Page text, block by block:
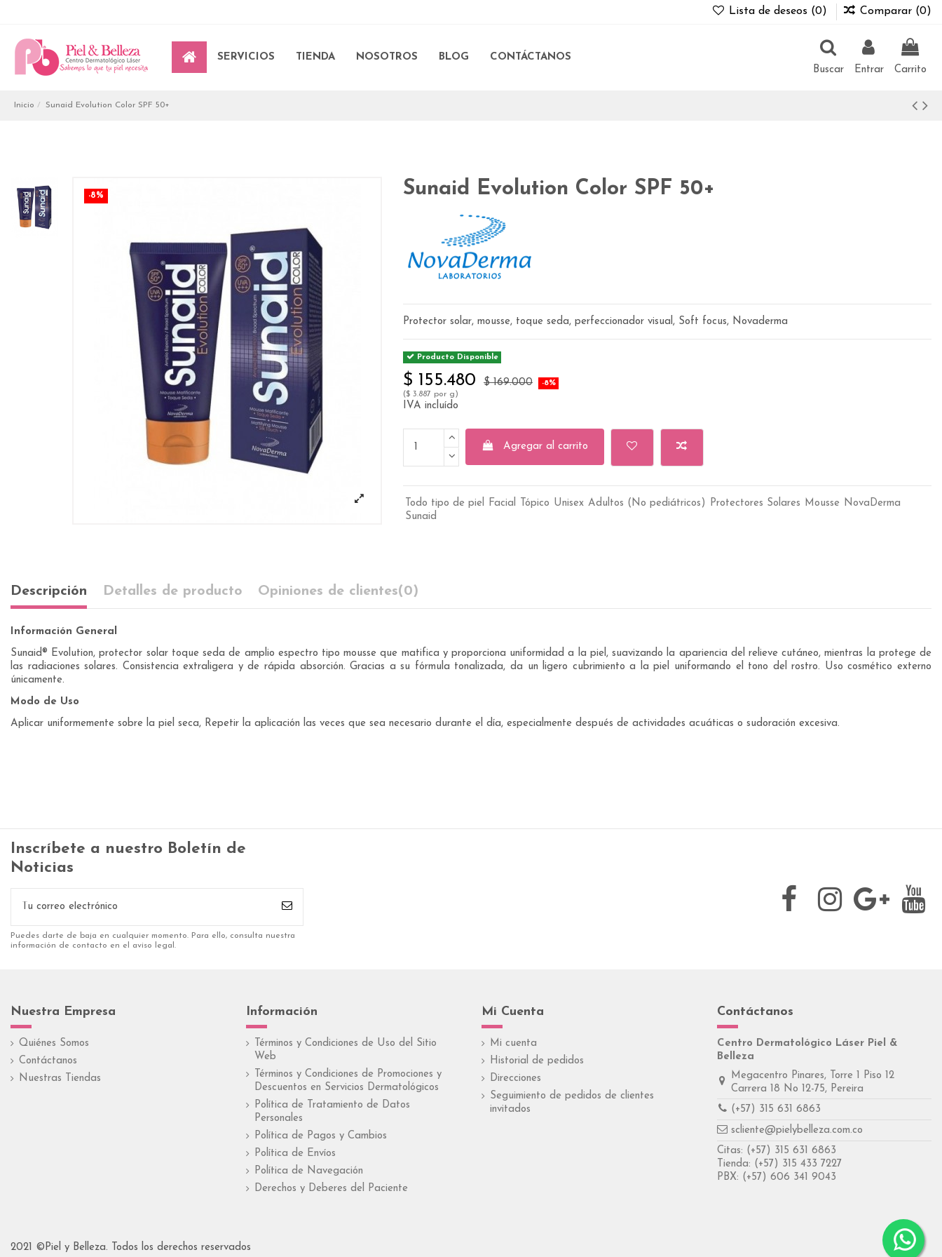
Lista de deseos (0) Comparar (0)
SERVICIOS TIENDA NOSOTROS BLOG
CONTÁCTANOS
Buscar
Entrar Carrito
Inicio Sunaid Evolution Color SPF 50+
-8% Sunaid Evolution Color SPF 50+
Protector solar, mousse, toque seda, perfeccionador visual, Soft focus, Novaderma
Producto Disponible
$ 155.480 $ 169.000 -8%
($ 3.887 por g)
IVA incluído
Agregar al carrito
Todo tipo de piel Facial Tópico Unisex Adultos (No pediátricos) Protectores Solares Mousse
NovaDerma
Sunaid
Descripción Detalles de producto Opiniones de clientes(0)
Información General
Sunaid® Evolution, protector solar toque seda de amplio espectro tipo mousse que matifica y proporciona uniformidad a la piel, suavizando la apariencia del relieve cutáneo, mientras la protege de
las radiaciones solares. Consistencia extraligera y de rápida absorción. Gracias a su fórmula tonalizada, da un ligero cubrimiento a la piel uniformando el tono del rostro. Uso cosmético externo
únicamente.
Modo de Uso
Aplicar uniformemente sobre la piel seca, Repetir la aplicación las veces que sea necesario durante el día, especialmente después de actividades acuáticas o sudoración excesiva.
Inscríbete a nuestro Boletín de
Noticias
Puedes darte de baja en cualquier momento. Para ello, consulta nuestra
información de contacto en el aviso legal.
Nuestra Empresa
Quiénes Somos
Contáctanos
Nuestras Tiendas
Información
Términos y Condiciones de Uso del Sitio
Web
Términos y Condiciones de Promociones y
Descuentos en Servicios Dermatológicos
Política de Tratamiento de Datos
Personales
Política de Pagos y Cambios
Política de Envíos
Política de Navegación
Derechos y Deberes del Paciente
Mi Cuenta
Mi cuenta
Historial de pedidos
Direcciones
Seguimiento de pedidos de clientes
invitados
Contáctanos
Centro Dermatológico Láser Piel &
Belleza
Megacentro Pinares, Torre 1 Piso 12
Carrera 18 No 12-75, Pereira
(+57) 315 631 6863
scliente@pielybelleza.com.co
Citas: (+57) 315 631 6863
Tienda: (+57) 315 433 7227
PBX: (+57) 606 341 9043
2021 ©Piel y Belleza. Todos los derechos reservados